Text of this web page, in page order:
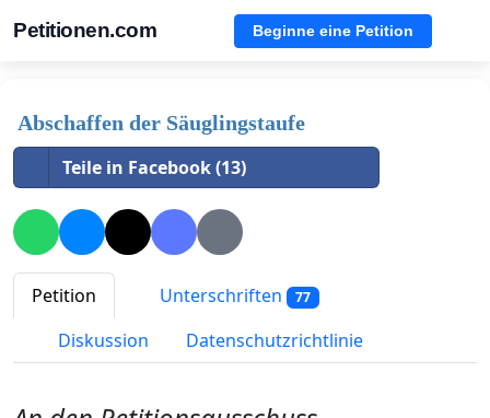
Petitionen.com Beginne eine Petition
Abschaffen der Säuglingstaufe
Teile in Facebook (13)
Petition Unterschriften 77
Diskussion Datenschutzrichtlinie